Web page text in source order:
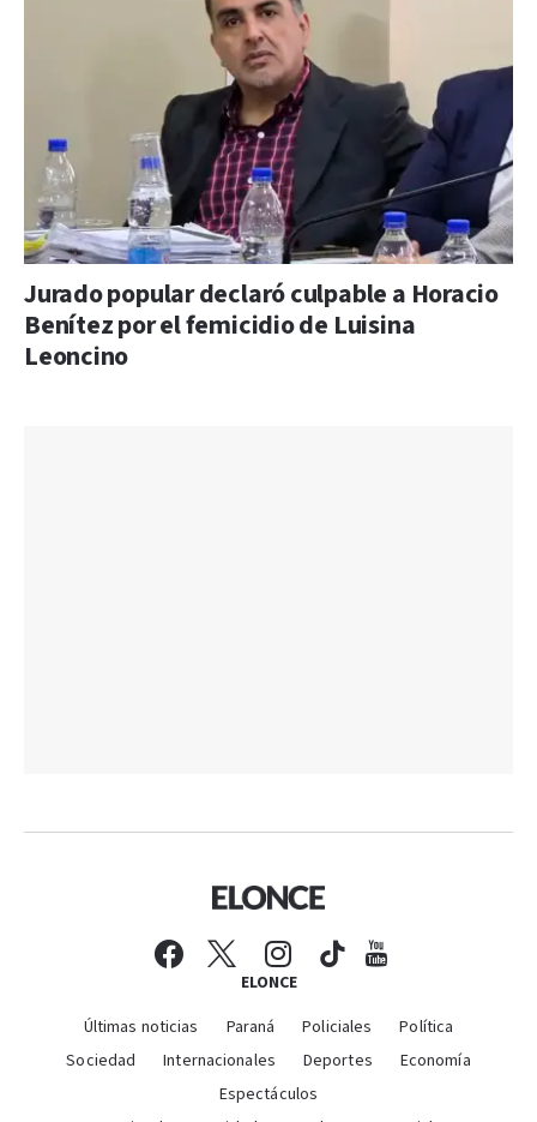
Jurado popular declaró culpable a Horacio
Benítez por el femicidio de Luisina
Leoncino
ELONCE
Últimas noticias Paraná Policiales
Política
Sociedad
Internacionales Deportes
Economía
Espectáculos